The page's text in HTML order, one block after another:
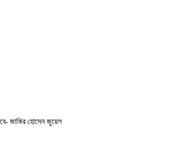
জাকির হোসেন জুয়েল